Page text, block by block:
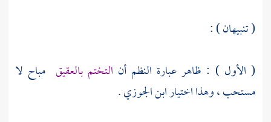
( تنبيهان ) :
( الأول ) : ظاهر عبارة النظم أن التختم بالعقيق مباح لا
مستحب ، وهذا اختيارابن الجوزي.